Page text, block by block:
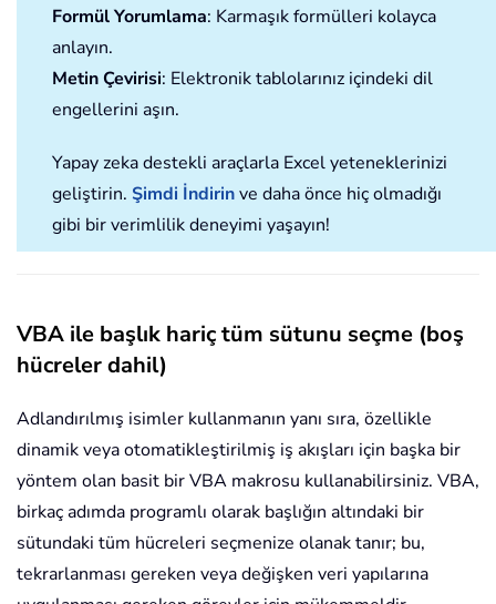
Formül Yorumlama: Karmaşık formülleri kolayca
anlayın.
Metin Çevirisi: Elektronik tablolarınız içindeki dil
engellerini aşın.
Yapay zeka destekli araçlarla Excel yeteneklerinizi
geliştirin. Şimdi İndirinve daha önce hiç olmadığı
gibi bir verimlilik deneyimi yaşayın!
VBA ile başlık hariç tüm sütunu seçme (boş
hücreler dahil)
Adlandırılmış isimler kullanmanın yanı sıra, özellikle
dinamik veya otomatikleştirilmiş iş akışları için başka bir
yöntem olan basit bir VBA makrosu kullanabilirsiniz. VBA,
birkaç adımda programlı olarak başlığın altındaki bir
sütundaki tüm hücreleri seçmenize olanak tanır; bu,
tekrarlanması gereken veya değişken veri yapılarına